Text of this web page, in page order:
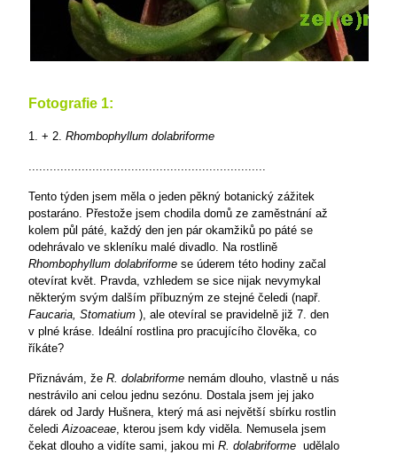
Fotografie 1:
1. + 2. Rhombophyllum dolabriforme
...................................................................
Tento týden jsem měla o jeden pěkný botanický zážitek
postaráno. Přestože jsem chodila domů ze zaměstnání až
kolem půl páté, každý den jen pár okamžiků po páté se
odehrávalo ve skleníku malé divadlo. Na rostlině
Rhombophyllum dolabriforme se úderem této hodiny začal
otevírat květ. Pravda, vzhledem se sice nijak nevymykal
některým svým dalším příbuzným ze stejné čeledi (např.
Faucaria, Stomatium ), ale otevíral se pravidelně již 7. den
v plné kráse. Ideální rostlina pro pracujícího člověka, co
říkáte?
Přiznávám, že R. dolabriforme nemám dlouho, vlastně u nás
nestrávilo ani celou jednu sezónu. Dostala jsem jej jako
dárek od Jardy Hušnera, který má asi největší sbírku rostlin
čeledi Aizoaceae, kterou jsem kdy viděla. Nemusela jsem
čekat dlouho a vidíte sami, jakou mi R. dolabriforme udělalo